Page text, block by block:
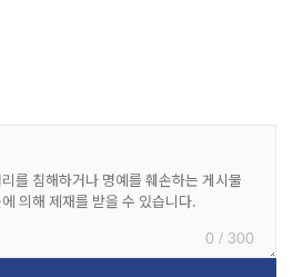
0 / 300